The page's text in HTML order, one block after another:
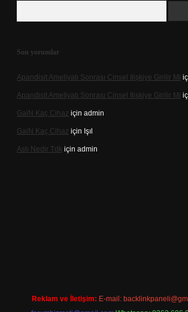
Son yorumlar
Apandisit Ameliyatı Sonrası Cinsel Ilişkiye Girilir Mi
Apandisit Ameliyatı Sonrası Cinsel Ilişkiye Girilir Mi
Gai̇N Kaç Cihaz için admin
Gai̇N Kaç Cihaz için Işıl
Aslı Nedir Tdk için admin
Reklam ve İletişim: E-mail: